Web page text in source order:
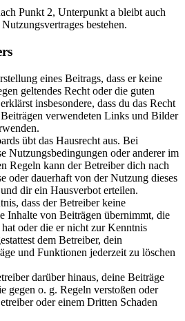
Punkt 2, Unterpunkt a bleibt auch
bestehen.
eines Beitrags, dass er keine
geltendes Recht oder die guten
insbesondere, dass du das Recht
verwendeten Links und Bilder
übt das Hausrecht aus. Bei
Nutzungsbedingungen oder anderer im
Regeln kann der Betreiber dich nach
oder dauerhaft von der Nutzung dieses
dir ein Hausverbot erteilen.
dass der Betreiber keine
Inhalte von Beiträgen übernimmt, die
oder die er nicht zur Kenntnis
dem Betreiber, dein
und Funktionen jederzeit zu löschen
darüber hinaus, deine Beiträge
gegen o. g. Regeln verstoßen oder
oder einem Dritten Schaden